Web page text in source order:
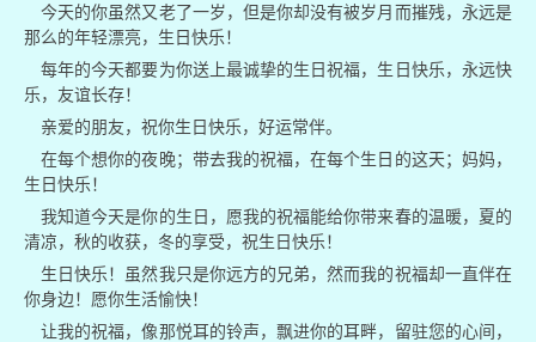
今天的你虽然又老了一岁，但是你却没有被岁月而摧残，永远是
那么的年轻漂亮，生日快乐！
每年的今天都要为你送上最诚挚的生日祝福，生日快乐，永远快
乐，友谊长存！
亲爱的朋友，祝你生日快乐，好运常伴。
在每个想你的夜晚；带去我的祝福，在每个生日的这天；妈妈，
生日快乐！
我知道今天是你的生日，愿我的祝福能给你带来春的温暖，夏的
清凉，秋的收获，冬的享受，祝生日快乐！
生日快乐！虽然我只是你远方的兄弟，然而我的祝福却一直伴在
你身边！愿你生活愉快！
让我的祝福，像那悦耳的铃声，飘进你的耳畔，留驻您的心间，